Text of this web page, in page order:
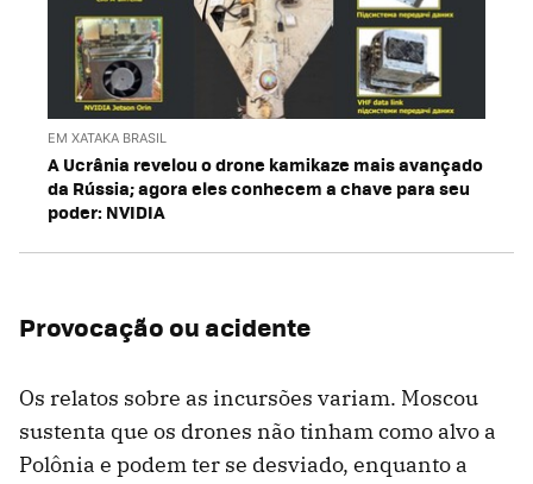
EM XATAKA BRASIL
A Ucrânia revelou o drone kamikaze mais avançado
da Rússia; agora eles conhecem a chave para seu
poder: NVIDIA
Provocação ou acidente
Os relatos sobre as incursões variam. Moscou
sustenta que os drones não tinham como alvo a
Polônia e podem ter se desviado, enquanto a